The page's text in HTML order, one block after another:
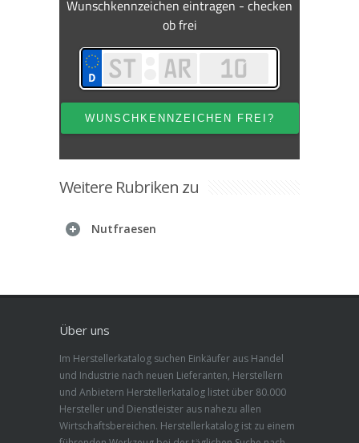
Weitere Rubriken zu
Nutfraesen
Über uns
Im Herstellerkatalog suchen Einkäufer aus Handel
und Industrie nach neuen Lieferanten, Herstellern
und Anbietern Herstellerkatalog listet über 80.000
Hersteller und Dienstleister aus nahezu allen
Wirtschaftsbereichen. Herstellerkatalog ist zu einem